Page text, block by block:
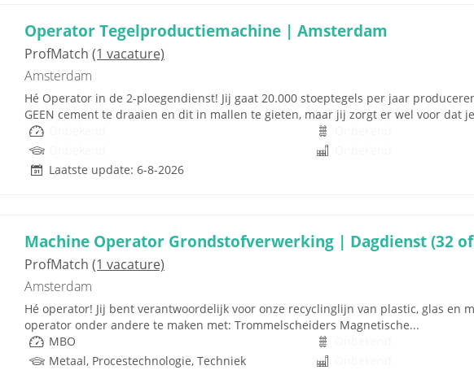
Operator Tegelproductiemachine | Amsterdam
ProfMatch (1 vacature)
Amsterdam
Hé Operator in de 2-ploegendienst! Jij gaat 20.000 stoeptegels per jaar
GEEN cement te draaien en dit in mallen te gieten, maar jij zorgt er wel voor dat
Laatste update: 6-8-2026
Machine Operator Grondstofverwerking | Dagdienst (32
ProfMatch (1 vacature)
Amsterdam
Hé operator! Jij bent verantwoordelijk voor onze recyclinglijn van plastic, glas en
operator onder andere te maken met: Trommelscheiders Magnetische...
MBO
Metaal, Procestechnologie, Techniek